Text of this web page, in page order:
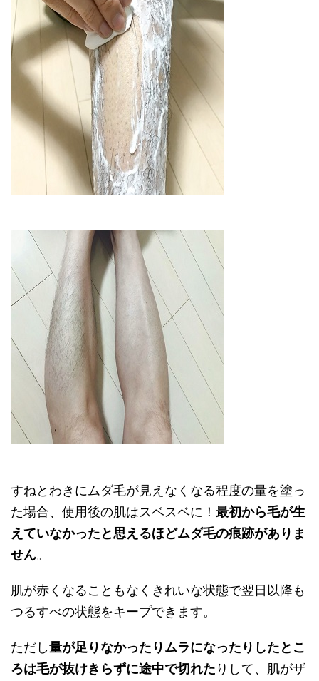
すねとわきにムダ毛が見えなくなる程度の量を塗っ
た場合、使用後の肌はスベスベに！ 最初から毛が生
えていなかったと思えるほどムダ毛の痕跡がありま
せん。
肌が赤くなることもなくきれいな状態で翌日以降も
つるすべの状態をキープできます。
ただし量が足りなかったりムラになったりしたとこ
ろは毛が抜けきらずに途中で切れた りして、肌がザ